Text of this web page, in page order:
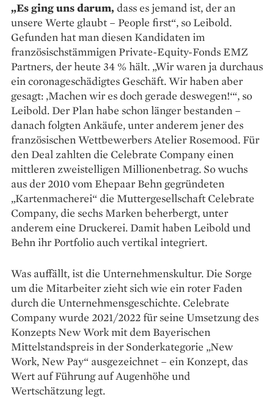
„Es ging uns darum, dass es jemand ist, der an
unsere Werte glaubt – People first“, so Leibold.
Gefunden hat man diesen Kandidaten im
französischstämmigen Private-Equity-Fonds EMZ
Partners, der heute 34 % hält. „Wir waren ja durchaus
ein corona­geschädigtes Geschäft. Wir haben aber
gesagt: ‚Machen wir es doch gerade des­wegen!‘“, so
Leibold. Der Plan habe schon länger bestanden –
danach folgten Ankäufe, unter anderem jener des
französischen Wett­bewerbers Atelier Rosemood. Für
den Deal zahlten die Celebrate Company einen
mittleren zwei­stelligen Millionen­betrag. So wuchs
aus der 2010 vom Ehepaar Behn gegründeten
„Kartenmacherei“ die Muttergesellschaft Celebrate
Com­pany, die sechs Marken beherbergt, unter
anderem eine Druckerei. Damit haben Leibold und
Behn ihr Portfolio auch vertikal integriert.
Was auffällt, ist die Unternehmenskultur. Die Sorge
um die Mitarbeiter zieht sich wie ein roter Faden
durch die Unternehmensgeschichte. Celebrate
Company wurde 2021/2022 für seine Umsetzung des
Konzepts New Work mit dem Bayerischen
Mittelstandspreis in der Sonderkategorie „New
Work, New Pay“ aus­gezeichnet – ein Konzept, das
Wert auf Führung auf Augenhöhe und
Wertschätzung legt.